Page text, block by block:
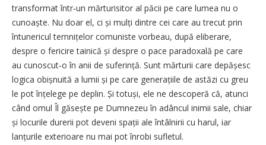
transformat într‑un mărturisitor al păcii pe care lumea nu o
cunoaște. Nu doar el, ci și mulți dintre cei care au trecut prin
întunericul temnițelor comuniste vorbeau, după eliberare,
despre o fericire tainică și despre o pace paradoxală pe care
au cunoscut‑o în anii de suferință. Sunt mărturii care depășesc
logica obișnuită a lumii și pe care generațiile de astăzi cu greu
le pot înțelege pe deplin. Și totuși, ele ne descoperă că, atunci
când omul Îl găsește pe Dumnezeu în adâncul inimii sale, chiar
și locurile durerii pot deveni spații ale întâlnirii cu harul, iar
lanțurile exterioare nu mai pot înrobi sufletul.